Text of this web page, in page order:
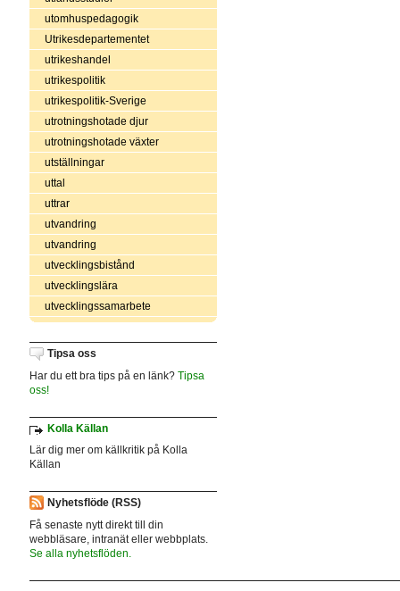
utomhuspedagogik
Utrikesdepartementet
utrikeshandel
utrikespolitik
utrikespolitik-Sverige
utrotningshotade djur
utrotningshotade växter
utställningar
uttal
uttrar
utvandring
utvandring
utvecklingsbistånd
utvecklingslära
utvecklingssamarbete
Tipsa oss
Har du ett bra tips på en länk? Tipsa
oss!
Kolla Källan
Lär dig mer om källkritik på Kolla
Källan
Nyhetsflöde (RSS)
Få senaste nytt direkt till din
webbläsare, intranät eller webbplats.
Se alla nyhetsflöden.